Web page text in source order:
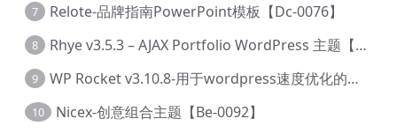
7 Relote-品牌指南PowerPoint模板【Dc-0076】
8 Rhye v3.5.3 – AJAX Portfolio WordPress 主题【Bi-0049】
9 WP Rocket v3.10.8-用于wordpress速度优化的缓存加速插件【Cd-0019】
10 Nicex-创意组合主题【Be-0092】